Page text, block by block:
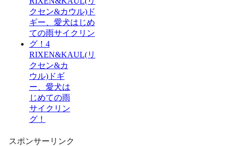
RIXEN&KAUL(リ
クセン&カ
ウル)ドギ
ー、愛犬は
じめての雨
サイクリン
グ！
スポンサーリンク